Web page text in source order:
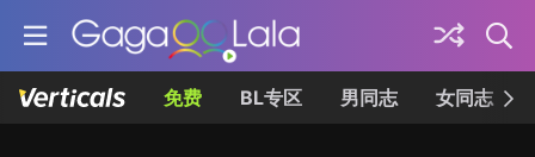
免费 BL专区 男同志 女同志